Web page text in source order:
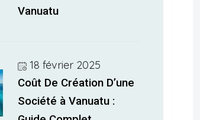
Vanuatu
18 février 2025
Coût De Création D’une
Société à Vanuatu :